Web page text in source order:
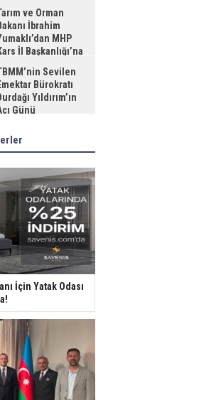
ve Orman
İbrahim
MHP
İl Başkanlığı’na
Sevilen
Bürokratı
Yıldırım’ın
Günü
İçin Yatak Odası